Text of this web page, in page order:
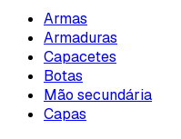
Armas
Armaduras
Capacetes
Botas
Mão secundária
Capas